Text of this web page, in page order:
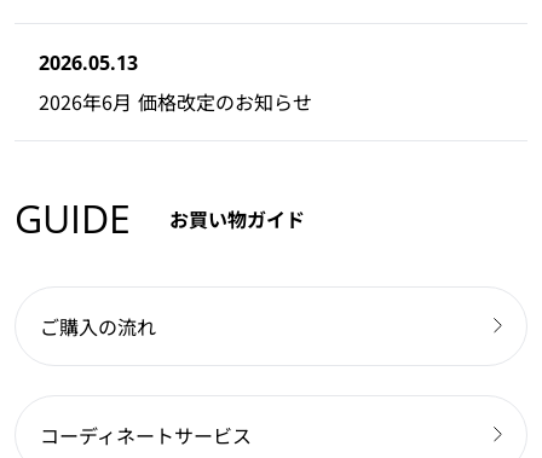
2026.05.13
2026年6月 価格改定のお知らせ
GUIDE お買い物ガイド
ご購入の流れ
コーディネートサービス